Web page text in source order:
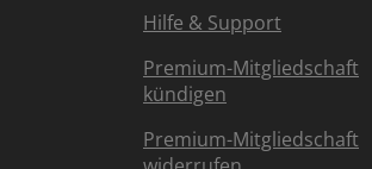
Hilfe & Support
Premium-Mitgliedschaft
kündigen
Premium-Mitgliedschaft